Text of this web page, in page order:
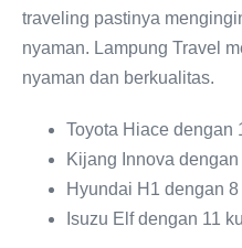
traveling pastinya
nyaman. Lampung Travel
nyaman dan berkualitas.
Toyota Hiace dengan
Kijang Innova dengan
Hyundai H1 dengan 8
Isuzu Elf dengan 11